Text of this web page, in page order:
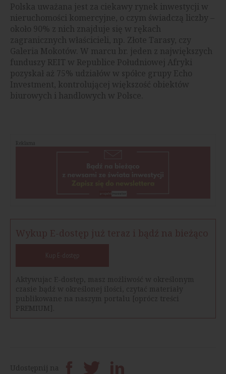
Polska uważana jest za ciekawy rynek inwestycji w
nieruchomości komercyjne, o czym świadczą liczby –
około 90% z nich znajduje się w rękach
zagranicznych właścicieli, np. Złote Tarasy, czy
Galeria Mokotów. W marcu br. jeden z największych
funduszy REIT w Republice Południowej Afryki
pozyskał aż 75% udziałów w spółce grupy Echo
Investment, kontrolującej większość obiektów
biurowych i handlowych w Polsce.
Reklama
Wykup E-dostęp już teraz i bądź na bieżąco
Kup E-dostęp
Aktywujac E-dostęp, masz możliwość w określonym
czasie bądź w określonej ilości, czytać materiały
publikowane na naszym portalu [oprócz treści
PREMIUM].
Udostępnij na